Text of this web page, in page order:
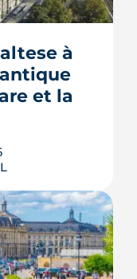
à
et la
le fleuve, un